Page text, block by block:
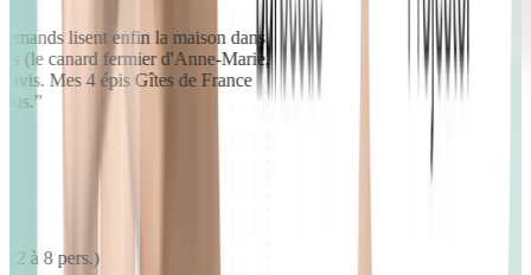
lisent enfin la maison dans
(le canard fermier d'Anne-Marie,
avis. Mes 4 épis Gîtes de France
”
(2 à 8 pers.)